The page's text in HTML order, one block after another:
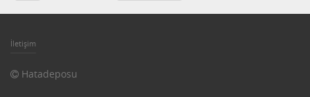
İletişim
Hatadeposu